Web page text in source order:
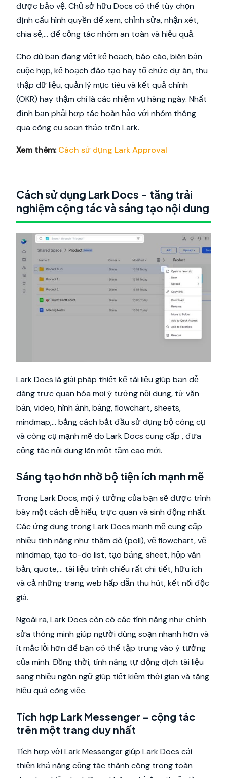
được bảo vệ. Chủ sở hữu Docs có thể tùy chọn
định cấu hình quyền để xem, chỉnh sửa, nhận xét,
chia sẻ,... để cộng tác nhóm an toàn và hiệu quả.
Cho dù bạn đang viết kế hoạch, báo cáo, biên bản
cuộc họp, kế hoạch đào tạo hay tổ chức dự án, thu
thập dữ liệu, quản lý mục tiêu và kết quả chính
(OKR) hay thậm chí là các nhiệm vụ hàng ngày. Nhất
định bạn phải hợp tác hoàn hảo với nhóm thông
qua công cụ soạn thảo trên Lark.
Xem thêm: Cách sử dụng Lark Approval
Cách sử dụng Lark Docs - tăng trải
nghiệm cộng tác và sáng tạo nội dung
Lark Docs là giải pháp thiết kế tài liệu giúp bạn dễ
dàng trực quan hóa mọi ý tưởng nội dung, từ văn
bản, video, hình ảnh, bảng, flowchart, sheets,
mindmap,… bằng cách bắt đầu sử dụng bộ công cụ
và công cụ mạnh mẽ do Lark Docs cung cấp , đưa
cộng tác nội dung lên một tầm cao mới.
Sáng tạo hơn nhờ bộ tiện ích mạnh mẽ
Trong Lark Docs, mọi ý tưởng của bạn sẽ được trình
bày một cách dễ hiểu, trực quan và sinh động nhất.
Các ứng dụng trong Lark Docs mạnh mẽ cung cấp
nhiều tính năng như thăm dò (poll), vẽ flowchart, vẽ
mindmap, tạo to-do list, tạo bảng, sheet, hộp văn
bản, quote,... tài liệu trình chiếu rất chi tiết, hữu ích
và cả những trang web hấp dẫn thu hút, kết nối độc
giả.
Ngoài ra, Lark Docs còn có các tính năng như chỉnh
sửa thông minh giúp người dùng soạn nhanh hơn và
ít mắc lỗi hơn để bạn có thể tập trung vào ý tưởng
của mình. Đồng thời, tính năng tự động dịch tài liệu
sang nhiều ngôn ngữ giúp tiết kiệm thời gian và tăng
hiệu quả công việc.
Tích hợp Lark Messenger - cộng tác
trên một trang duy nhất
Tích hợp với Lark Messenger giúp Lark Docs cải
thiện khả năng cộng tác thành công trong toàn